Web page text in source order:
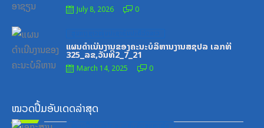
July 8, 2026 0
ແຜນດຳເນີນງານຂອງຄະນະບໍລິຫານງານສຊປລ ເລກທີ
325_ລຂ,ວັນທີ2_7_21
on
March 14, 2025 0
ໝວດປື້ມອັບເດດລ່າສຸດ